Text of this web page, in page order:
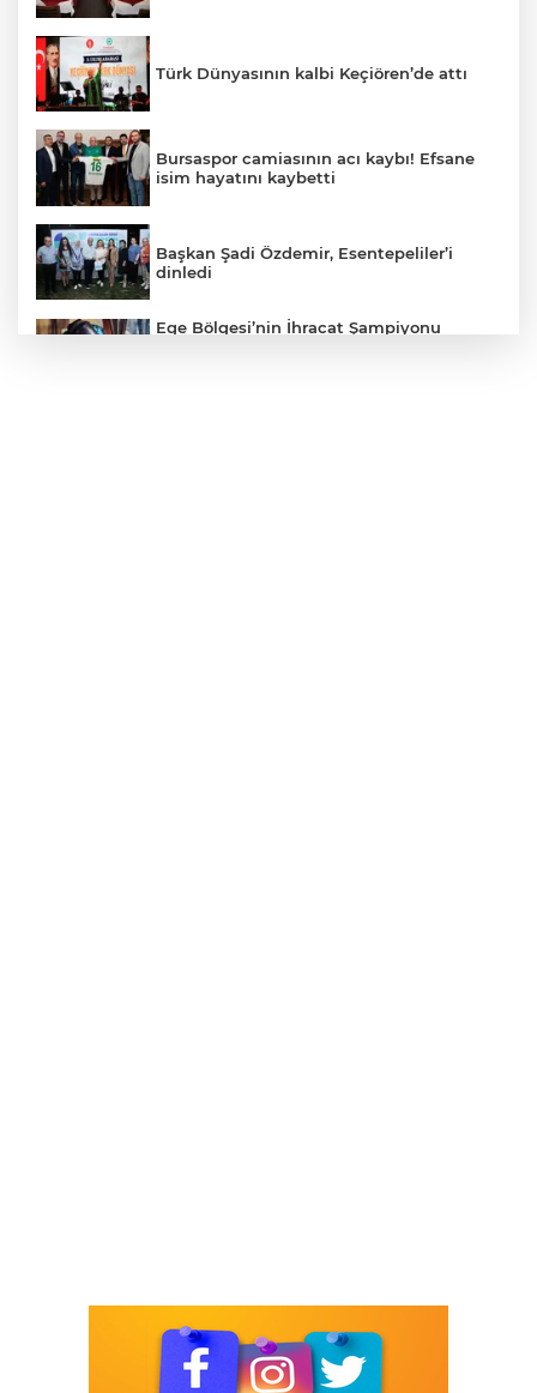
Türk Dünyasının kalbi Keçiören’de attı
Bursaspor camiasının acı kaybı! Efsane
isim hayatını kaybetti
Başkan Şadi Özdemir, Esentepeliler’i
dinledi
Ege Bölgesi’nin İhracat Şampiyonu